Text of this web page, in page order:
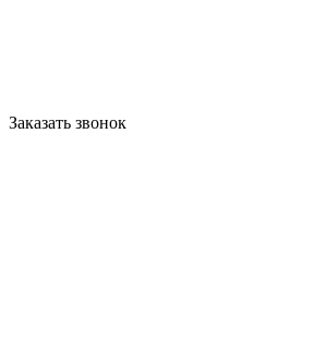
Заказать звонок